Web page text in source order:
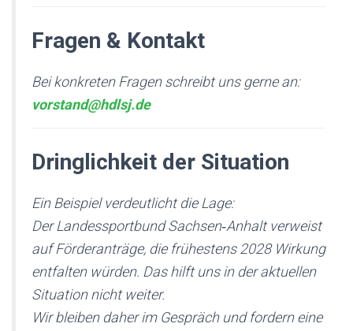
Fragen & Kontakt
Bei konkreten Fragen schreibt uns gerne an:
vorstand@hdlsj.de
Dringlichkeit der Situation
Ein Beispiel verdeutlicht die Lage:
Der Landessportbund Sachsen‑Anhalt verweist
auf Förderanträge, die frühestens 2028 Wirkung
entfalten würden. Das hilft uns in der aktuellen
Situation nicht weiter.
Wir bleiben daher im Gespräch und fordern eine